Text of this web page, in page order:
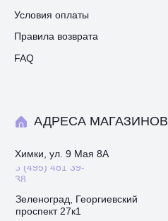
Условия оплаты
FAQ
АДРЕСА МАГАЗИНОВ
Правила возврата
Зеленоград, Георгиевский
проспект 27к1
8 (495) 481 39-
38
Химки, ул. 9 Мая 8А